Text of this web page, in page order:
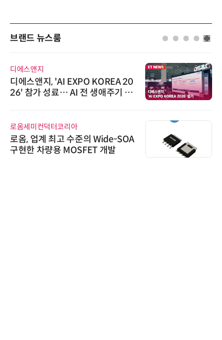
브랜드 뉴스룸
디에스앤지
디에스앤지, 'AI EXPO KOREA 20
26' 참가 성료… AI 전 생애주기 아
로옴세미컨덕터코리아
로옴, 업계 최고 수준의 Wide-SOA
구현한 차량용 MOSFET 개발